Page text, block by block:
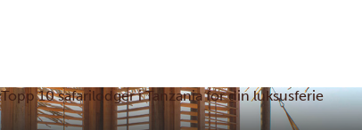
Topp 10 safarilodger i Tanzania for din luksusferie